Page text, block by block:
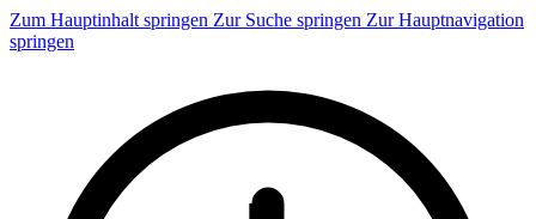
Zum Hauptinhalt springen Zur Suche springen Zur Hauptnavigation
springen